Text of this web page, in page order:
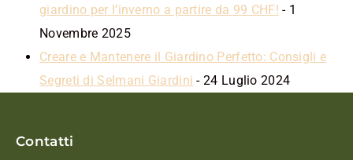
giardino per l’inverno a partire da 99 CHF! - 1
Novembre 2025
Creare e Mantenere il Giardino Perfetto: Consigli e
Segreti di Selmani Giardini - 24 Luglio 2024
Contatti